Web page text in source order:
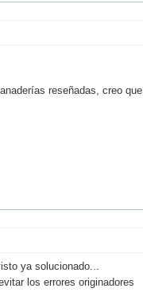
reseñadas, creo que
ya solucionado...
los errores originadores